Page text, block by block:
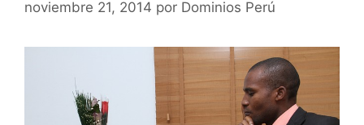
noviembre 21, 2014 por Dominios Perú